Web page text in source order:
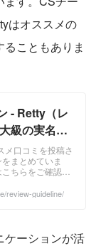
はオススメの
こともありま
- Retty（レ
級の実名型
メ口コミを投稿さ
まとめていま
ちらをご確認く
review-guideline/
ケーションが活